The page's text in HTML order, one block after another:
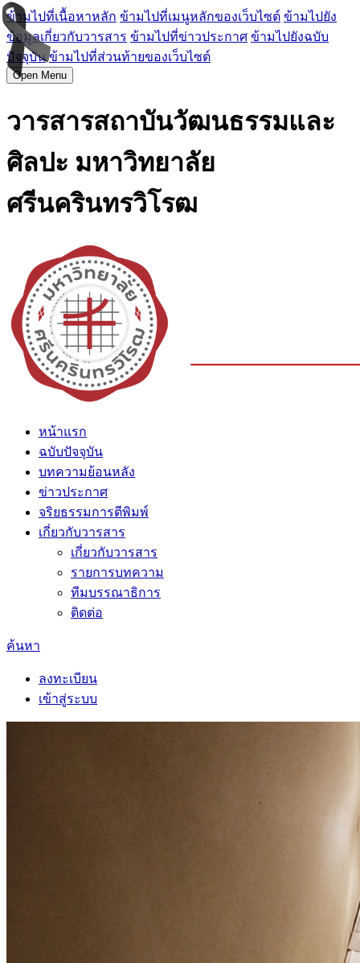
ข้ามไปที่เนื้อหาหลัก ข้ามไปที่เมนูหลักของเว็บไซต์ ข้ามไปยัง
ข้อมูลเกี่ยวกับวารสาร ข้ามไปที่ข่าวประกาศ ข้ามไปยังฉบับ
ปัจจุบัน ข้ามไปที่ส่วนท้ายของเว็บไซต์
Open Menu
วารสารสถาบันวัฒนธรรมและ
ศิลปะ มหาวิทยาลัย
ศรีนครินทรวิโรฒ
หน้าแรก
ฉบับปัจจุบัน
บทความย้อนหลัง
ข่าวประกาศ
จริยธรรมการตีพิมพ์
เกี่ยวกับวารสาร
เกี่ยวกับวารสาร
รายการบทความ
ทีมบรรณาธิการ
ติดต่อ
ค้นหา
ลงทะเบียน
เข้าสู่ระบบ